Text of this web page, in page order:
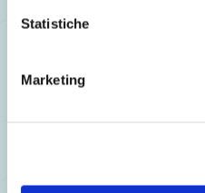
Statistiche
Marketing